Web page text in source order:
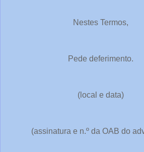
Nestes Termos,
Pede deferimento.
(local e data)
(assinatura e n.º da OAB do